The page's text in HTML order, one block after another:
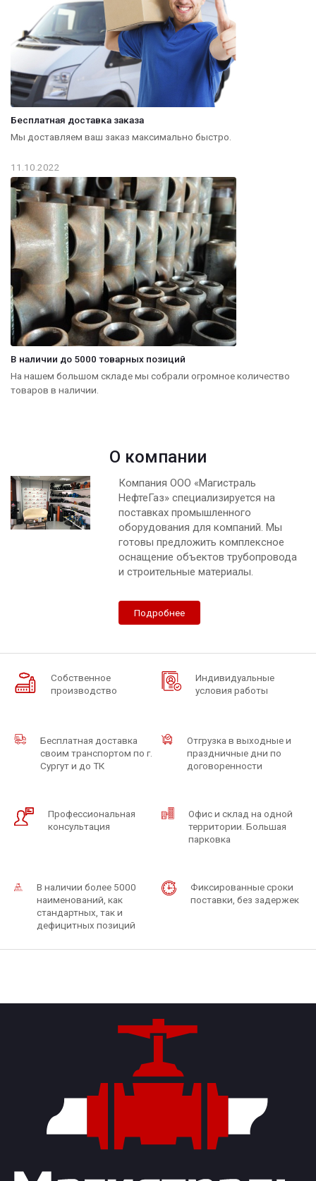
Бесплатная доставка заказа
Мы доставляем ваш заказ максимально быстро.
11.10.2022
В наличии до 5000 товарных позиций
На нашем большом складе мы собрали огромное количество
товаров в наличии.
О компании
Компания ООО «Магистраль
НефтеГаз» специализируется на
поставках промышленного
оборудования для компаний. Мы
готовы предложить комплексное
оснащение объектов трубопровода
и строительные материалы.
Подробнее
Собственное
производство
Индивидуальные
условия работы
Бесплатная доставка
своим транспортом по г.
Сургут и до ТК
Отгрузка в выходные и
праздничные дни по
договоренности
Профессиональная
консультация
Офис и склад на одной
территории. Большая
парковка
В наличии более 5000
наименований, как
стандартных, так и
дефицитных позиций
Фиксированные сроки
поставки, без задержек